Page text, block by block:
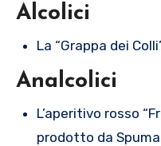
Alcolici
La “Grappa dei
Analcolici
L’aperitivo rosso
prodotto da